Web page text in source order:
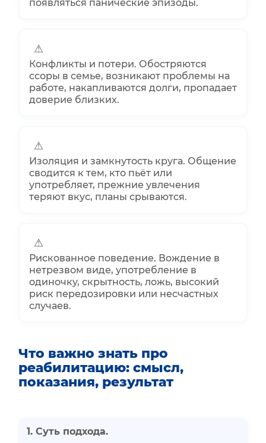
появляться панические эпизоды.
⚠
Конфликты и потери. Обостряются
ссоры в семье, возникают проблемы на
работе, накапливаются долги, пропадает
доверие близких.
⚠
Изоляция и замкнутость круга. Общение
сводится к тем, кто пьёт или
употребляет, прежние увлечения
теряют вкус, планы срываются.
⚠
Рискованное поведение. Вождение в
нетрезвом виде, употребление в
одиночку, скрытность, ложь, высокий
риск передозировки или несчастных
случаев.
Что важно знать про
реабилитацию: смысл,
показания, результат
1. Суть подхода.